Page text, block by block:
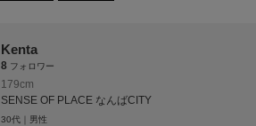
Kenta
8 フォロワー
179cm
SENSE OF PLACE なんばCITY
30代｜男性